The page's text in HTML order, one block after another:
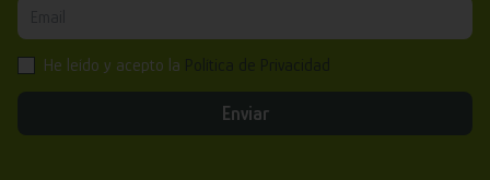
He leído y acepto la
Enviar